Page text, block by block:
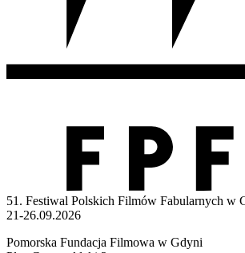
51. Festiwal Polskich Filmów Fabularnych w
21-26.09.2026
Pomorska Fundacja Filmowa w Gdyni